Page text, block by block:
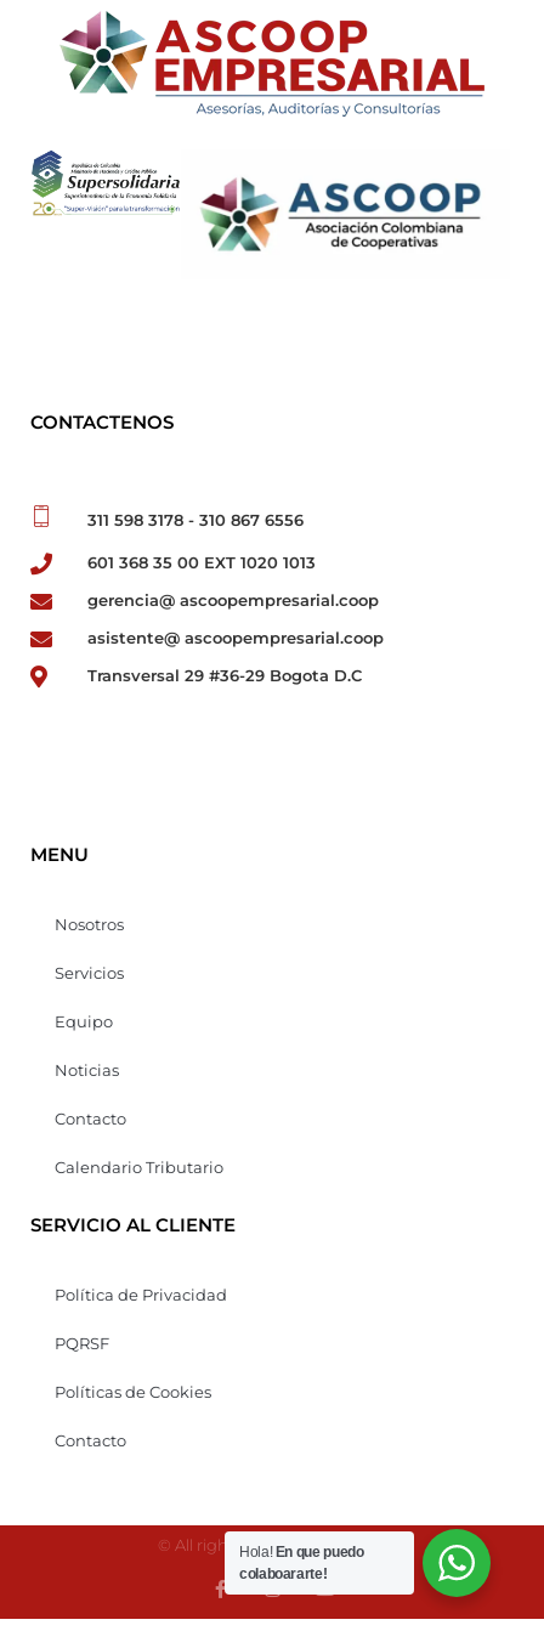
CONTACTENOS
311 598 3178 - 310 867 6556
601 368 35 00 EXT 1020 1013
gerencia@ ascoopempresarial.coop
asistente@ ascoopempresarial.coop
Transversal 29 #36-29 Bogota D.C
MENU
Nosotros
Servicios
Equipo
Noticias
Contacto
Calendario Tributario
SERVICIO AL CLIENTE
Política de Privacidad
PQRSF
Políticas de Cookies
Contacto
© All rights reserved Kaonesis
Hola! En que puedo
colaboararte!